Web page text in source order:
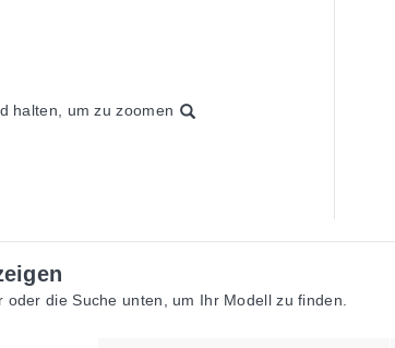
halten, um zu zoomen
oder die Suche unten, um Ihr Modell zu finden.